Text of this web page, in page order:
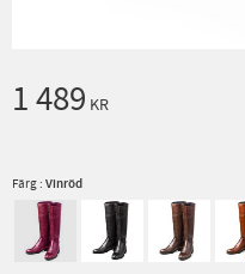
1 489 KR
Färg : Vinröd